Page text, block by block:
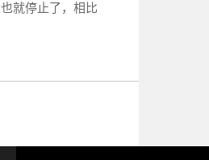
就停止了，相比